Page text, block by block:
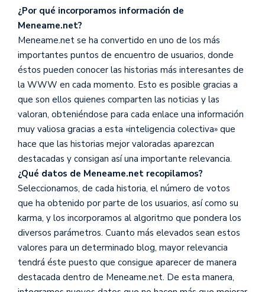
¿Por qué incorporamos información de
Meneame.net?
Meneame.net se ha convertido en uno de los más
importantes puntos de encuentro de usuarios, donde
éstos pueden conocer las historias más interesantes de
la WWW en cada momento. Esto es posible gracias a
que son ellos quienes comparten las noticias y las
valoran, obteniéndose para cada enlace una información
muy valiosa gracias a esta «inteligencia colectiva» que
hace que las historias mejor valoradas aparezcan
destacadas y consigan así una importante relevancia.
¿Qué datos de Meneame.net recopilamos?
Seleccionamos, de cada historia, el número de votos
que ha obtenido por parte de los usuarios, así como su
karma, y los incorporamos al algoritmo que pondera los
diversos parámetros. Cuanto más elevados sean estos
valores para un determinado blog, mayor relevancia
tendrá éste puesto que consigue aparecer de manera
destacada dentro de Meneame.net. De esta manera,